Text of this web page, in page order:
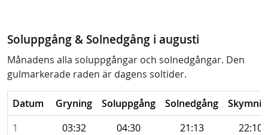
Soluppgång & Solnedgång i augusti
Månadens alla soluppgångar och solnedgångar. Den
gulmarkerade raden är dagens soltider.
Datum Gryning Soluppgång Solnedgång
1
03:32 04:30 21:13 22:10